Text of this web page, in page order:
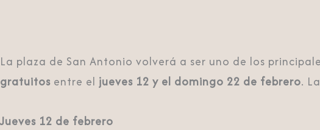
La plaza de San Antonio volverá a ser uno de los
gratuitos entre el jueves 12 y el domingo 22 de febrero.
Jueves 12 de febrero